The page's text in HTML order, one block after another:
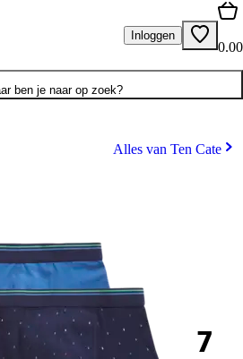
Inloggen
0.00
ben je naar op zoek?
Alles van Ten Cate
7